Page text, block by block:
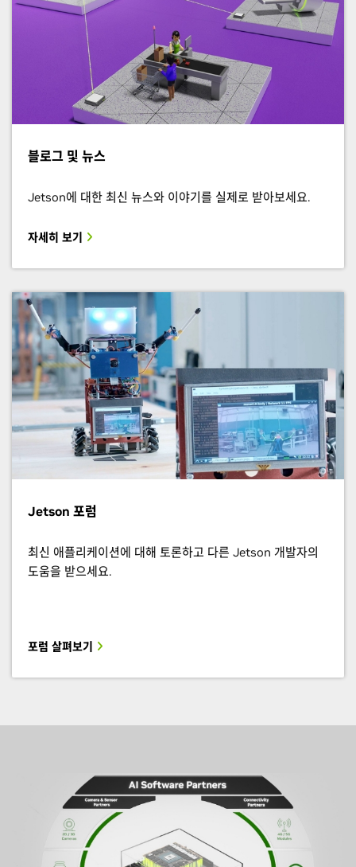
블로그 및 뉴스
Jetson에 대한 최신 뉴스와 이야기를 실제로 받아보세요.
자세히 보기
Jetson 포럼
최신 애플리케이션에 대해 토론하고 다른 Jetson 개발자의
도움을 받으세요.
포럼 살펴보기